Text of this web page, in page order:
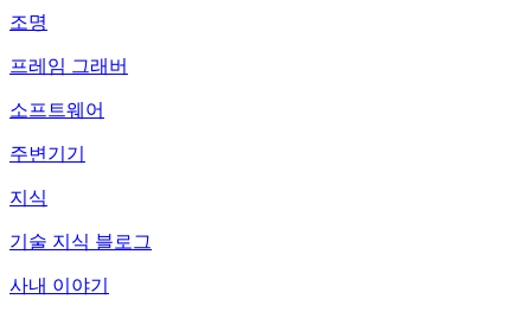
조명
프레임 그래버
소프트웨어
주변기기
지식
기술 지식 블로그
사내 이야기